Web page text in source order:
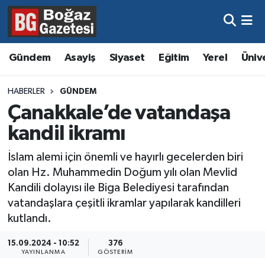
Gündem Asayiş Siyaset Eğitim Yerel
HABERLER GÜNDEM
Çanakkale’de vatandaşa
kandil ikramı
İslam alemi için önemli ve hayırlı gecelerden biri
olan Hz. Muhammedin Doğum yılı olan Mevlid
Kandili dolayısı ile Biga Belediyesi tarafından
vatandaşlara çeşitli ikramlar yapılarak kandilleri
kutlandı.
15.09.2024 - 10:52
YAYINLANMA
376
GÖSTERIM
Asayiş
Eğitim
Ekonomi
Gündem
Kültür ve Sanat
Magazin
Resmi İlanlar
Sağlık
Hava Durumu
Trafik Durumu
Süper Lig Puan Durumu ve Fikstür
Tüm Manşetler
Son Dakika Haberleri
Haber Arşivi